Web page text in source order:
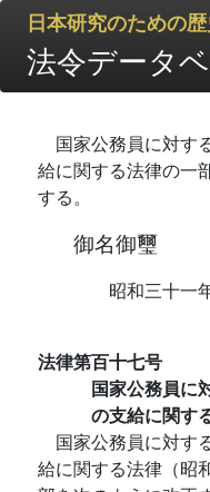
日本研究のための
法令データ
国家公務員に対す
給に関する法律の一
する。
御名御璽
昭和三十一
法律第百十七号
国家公務員に
の支給に関す
国家公務員に対す
給に関する法律（昭